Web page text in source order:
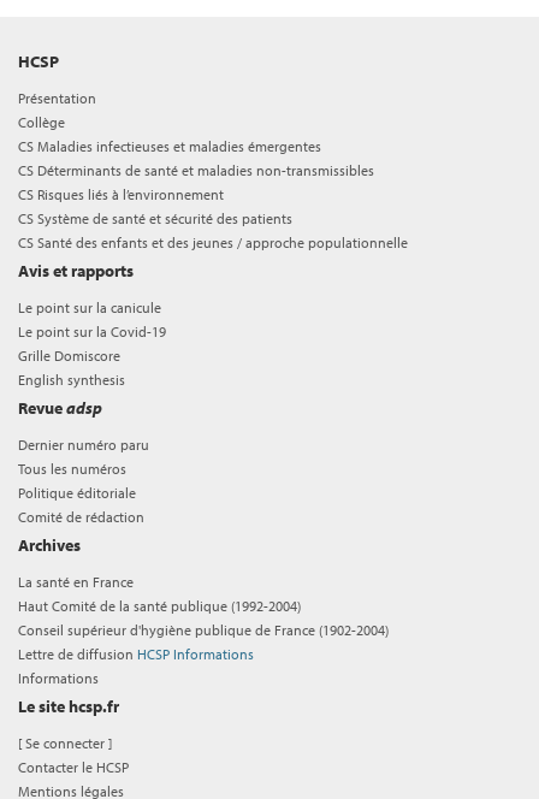
HCSP
Présentation
Collège
CS Maladies infectieuses et maladies émergentes
CS Déterminants de santé et maladies non-transmissibles
CS Risques liés à l’environnement
CS Système de santé et sécurité des patients
CS Santé des enfants et des jeunes / approche populationnelle
Avis et rapports
Le point sur la canicule
Le point sur la Covid-19
Grille Domiscore
English synthesis
Revueadsp
Dernier numéro paru
Tous les numéros
Politique éditoriale
Comité de rédaction
Archives
La santé en France
Haut Comité de la santé publique (1992-2004)
Conseil supérieur d'hygiène publique de France (1902-2004)
Lettre de diffusion HCSP Informations
Informations
Le site hcsp.fr
[Se connecter ]
Contacter le HCSP
Mentions légales